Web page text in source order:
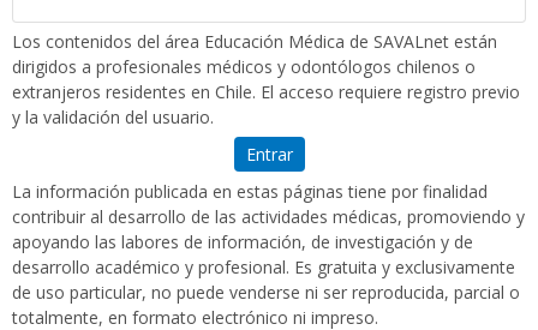
Los contenidos del área Educación Médica de SAVALnet están
dirigidos a profesionales médicos y odontólogos chilenos o
extranjeros residentes en Chile. El acceso requiere registro previo
y la validación del usuario.
Entrar
La información publicada en estas páginas tiene por finalidad
contribuir al desarrollo de las actividades médicas, promoviendo y
apoyando las labores de información, de investigación y de
desarrollo académico y profesional. Es gratuita y exclusivamente
de uso particular, no puede venderse ni ser reproducida, parcial o
totalmente, en formato electrónico ni impreso.